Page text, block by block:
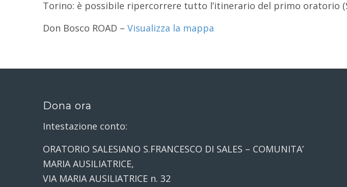
Torino: è possibile ripercorrere tutto l’itinerario del primo oratorio
Don Bosco ROAD – Visualizza la mappa
Dona ora
Intestazione conto:
ORATORIO SALESIANO S.FRANCESCO DI SALES – COMUNITA’
MARIA AUSILIATRICE,
VIA MARIA AUSILIATRICE n. 32